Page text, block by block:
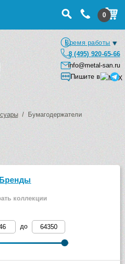
0
Время работы
8 (495) 920-65-66
info@metal-san.ru
Пишите в
/ Бумагодержатели
Бренды
коллекции
до